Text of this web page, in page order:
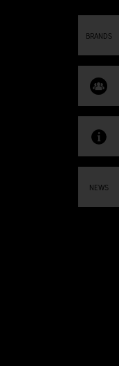
BRANDS
NEWS